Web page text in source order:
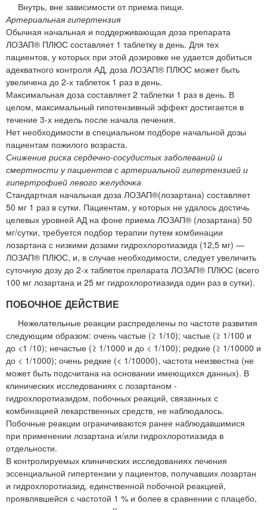
Внутрь, вне зависимости от приема пищи.
Артериальная гипертензия
Обычная начальная и поддерживающая доза препарата
ЛОЗАП® ПЛЮС составляет 1 таблетку в день. Для тех
пациентов, у которых при этой дозировке не удается добиться
адекватного контроля АД, доза ЛОЗАП® ПЛЮС может быть
увеличена до 2-х таблеток 1 раз в день.
Максимальная доза составляет 2 таблетки 1 раз в день. В
целом, максимальный гипотензивный эффект достигается в
течение 3-х недель после начала лечения.
Нет необходимости в специальном подборе начальной дозы
пациентам пожилого возраста.
Снижение риска сердечно-сосудистых заболеваний и
смертности у пациентов с артериальной гипертензией и
гипертрофией левого желудочка
Стандартная начальная доза ЛОЗАП®(лозартана) составляет
50 мг 1 раз в сутки. Пациентам, у которых не удалось достичь
целевых уровней АД на фоне приема ЛОЗАП® (лозартана) 50
мг/сутки, требуется подбор терапии путем комбинации
лозартана с низкими дозами гидрохлоротиазида (12,5 мг) —
ЛОЗАП® ПЛЮС, и, в случае необходимости, следует увеличить
суточную дозу до 2-х таблеток препарата ЛОЗАП® ПЛЮС (всего
100 мг лозартана и 25 мг гидрохлоротиазида один раз в сутки).
ПОБОЧНОЕ ДЕЙСТВИЕ
Нежелательные реакции распределены по частоте развития
следующим образом: очень частые (≥ 1/10); частые (≥ 1/100 и
до <1 /10); нечастые (≥ 1/1000 и до < 1/100); редкие (≥ 1/10000 и
до < 1/1000); очень редкие (< 1/10000), частота неизвестна (не
может быть подсчитана на основании имеющихся данных). В
клинических исследованиях с лозартаном -
гидрохлоротиазидом, побочных реакций, связанных с
комбинацией лекарственных средств, не наблюдалось.
Побочные реакции ограничиваются ранее наблюдавшимися
при применении лозартана и/или гидрохлоротиазида в
отдельности.
В контролируемых клинических исследованиях лечения
эссенциальной гипертензии у пациентов, получавших лозартан
и гидрохлоротиазид, единственной побочной реакцией,
проявлявшейся с частотой 1 % и более в сравнении с плацебо,